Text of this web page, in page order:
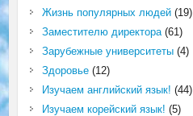
Жизнь популярных людей(19)
Заместителю директора(61)
Зарубежные университеты(4)
Здоровье(12)
Изучаем английский язык! (44)
Изучаем корейский язык! (5)